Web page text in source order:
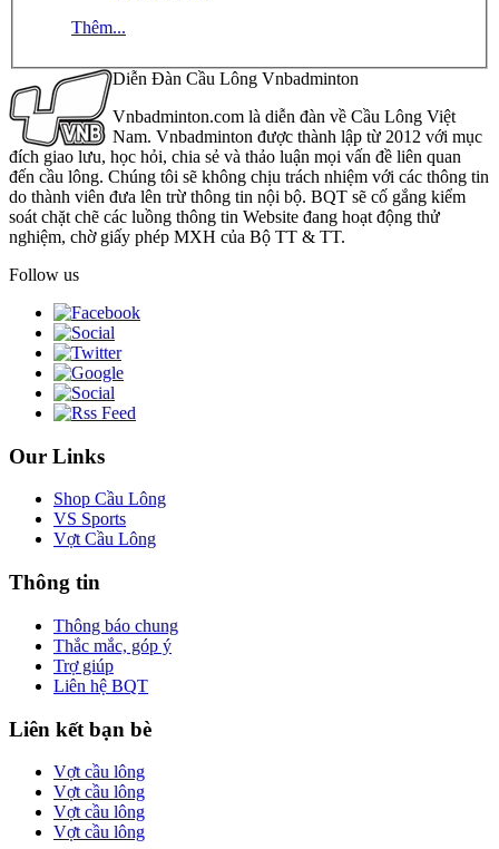
Thêm...
Diễn Đàn Cầu Lông Vnbadminton
Vnbadminton.com là diễn đàn về Cầu Lông Việt
Nam. Vnbadminton được thành lập từ 2012 với mục
đích giao lưu, học hỏi, chia sẻ và thảo luận mọi vấn đề liên quan
đến cầu lông. Chúng tôi sẽ không chịu trách nhiệm với các thông tin
do thành viên đưa lên trừ thông tin nội bộ. BQT sẽ cố gắng kiểm
soát chặt chẽ các luồng thông tin Website đang hoạt động thử
nghiệm, chờ giấy phép MXH của Bộ TT & TT.
Follow us
Our Links
Shop Cầu Lông
VS Sports
Vợt Cầu Lông
Thông tin
Thông báo chung
Thắc mắc, góp ý
Trợ giúp
Liên hệ BQT
Liên kết bạn bè
Vợt cầu lông
Vợt cầu lông
Vợt cầu lông
Vợt cầu lông